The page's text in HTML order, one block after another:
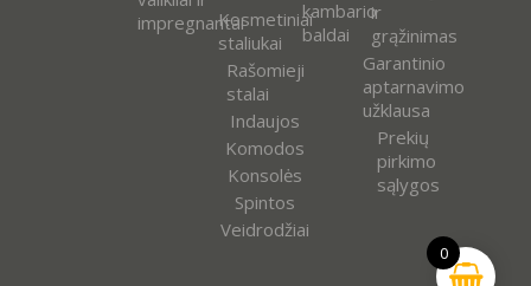
impregnantaiKosmetiniai
staliukai
Rašomieji
stalai
Indaujos
Komodos
Konsolės
Spintos
Veidrodžiai
kambario
baldai
ir
grąžinimas
Garantinio
aptarnavimo
užklausa
Prekių
pirkimo
sąlygos
0